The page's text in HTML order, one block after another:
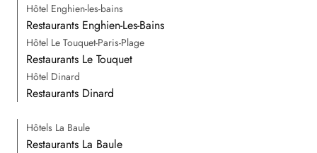
Hôtel Enghien-les-bains
Restaurants Enghien-Les-Bains
Hôtel Le Touquet-Paris-Plage
Restaurants Le Touquet
Hôtel Dinard
Restaurants Dinard
Hôtels La Baule
Restaurants La Baule